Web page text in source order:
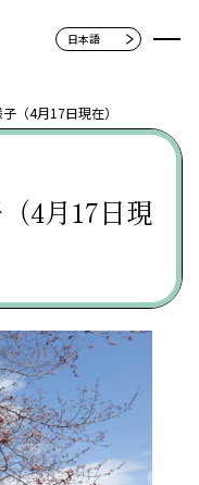
（4月17日現在）
4月17日現